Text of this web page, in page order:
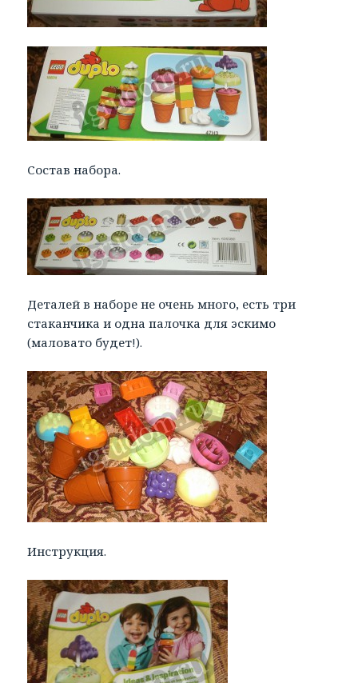
Состав набора.
Деталей в наборе не очень много, есть три
стаканчика и одна палочка для эскимо
(маловато будет!).
Инструкция.